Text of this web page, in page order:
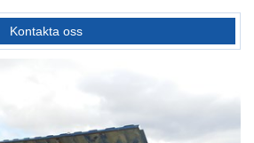
Kontakta oss